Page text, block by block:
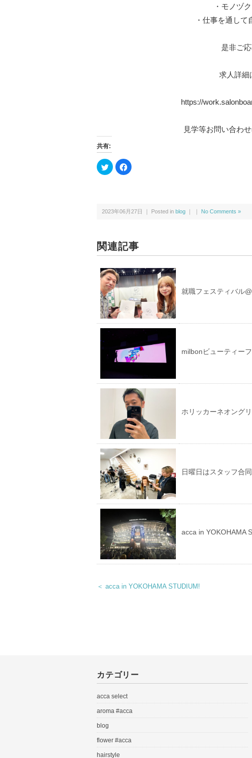
・モノヅ
・仕事を通し
是非ご
求人詳細
https://
見学等お問い合わ
共有:
ク
リ
w
i
で
共
有
し
い
ウ
ィ
ン
ド
ウ
で
開
き
ま
す)
F
a
k
で
に
は
ク
ッ
ク
し
て
く
だ
い
(新
し
い
ン
ド
ウ
で
き
ま
す)
2023年06月27日 ｜ Posted in blog No Comments »
関連記事
就職フェスティバル
milbonビューティー
ホリッカーネオング
日曜日はスタッフ合
acca in YOKOHAMA
＜ acca in YOKOHAMA STUDIUM!
カテゴリー
acca select
aroma #acca
blog
flower #acca
hairstyle